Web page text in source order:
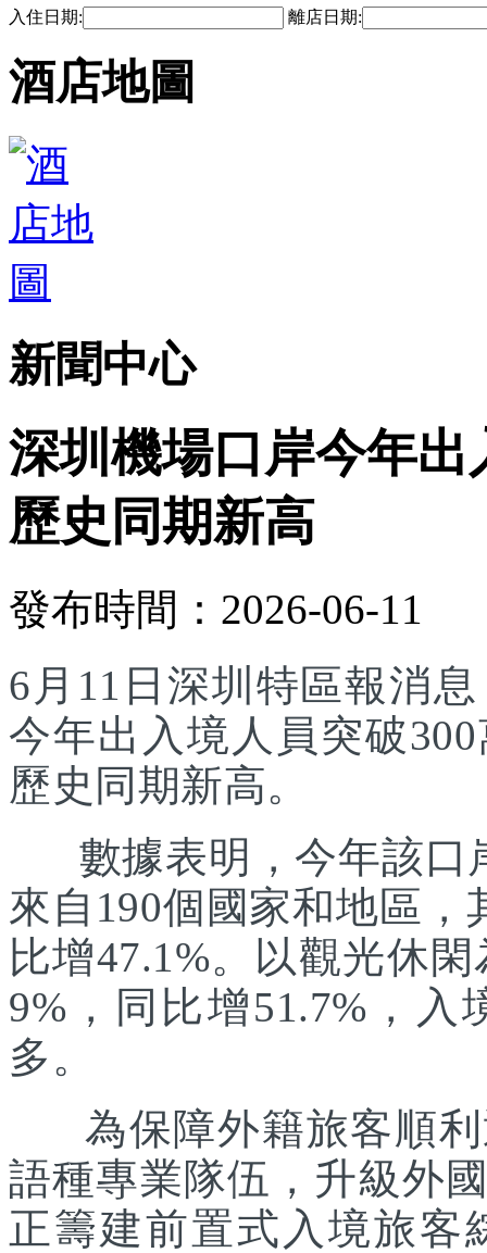
入住日期: 離店日期:
酒店地圖
新聞中心
深圳機場口岸今年出
歷史同期新高
發布時間：2026-06-11
6月11日深圳特區報消
今年出入境人員突破
歷史同期新高。
數據表明，今年該口
來自190個國家和地區，
比增47.1%。以觀光休
9%，同比增51.7%，
多。
為保障外籍旅客順利
語種專業隊伍，升級外
正籌建前置式入境旅客